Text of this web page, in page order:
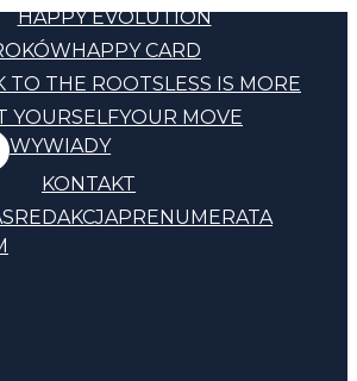
HAPPY EVOLUTION
HAPPY CARD
TO THE ROOTSLESS IS MORE
YOURSELFYOUR MOVE
KONTAKT
REDAKCJAPRENUMERATA
WYWIADY